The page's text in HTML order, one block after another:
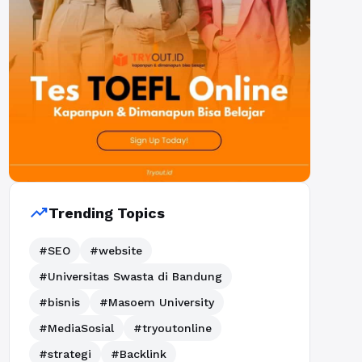
trending_upTrending Topics
#SEO
#website
#Universitas Swasta di Bandung
#bisnis
#Masoem University
#MediaSosial
#tryoutonline
#strategi
#Backlink